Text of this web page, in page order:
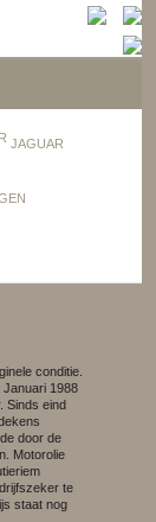
JAGUAR
conditie.
Januari 1988
Sinds eind
door de
Motorolie
te
staat nog